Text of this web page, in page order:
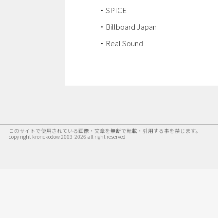
・ SPICE
・ Billboard Japan
・ Real Sound
このサイトで使用されている画像・文章を無断で転載・引用する事を禁じます。
copy right kronekodow 2003-2026 all right reserved